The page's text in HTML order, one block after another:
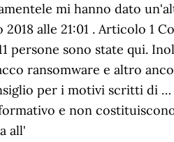
mi hanno dato
alle 21:01 . Articolo 1
persone sono state qui.
ransomware e altro
per i motivi scritti di
e non
all'